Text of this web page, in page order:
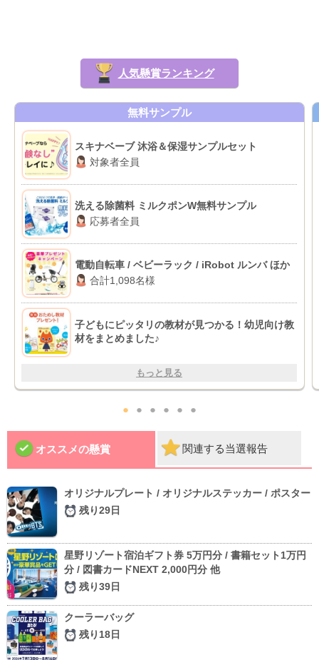
人気懸賞ランキング
無料サンプル
スキナベーブ 沐浴＆保湿サンプルセット
対象者全員
洗える除菌料 ミルクポンW無料サンプル
応募者全員
電動自転車 / ベビーラック / iRobot ルンバ ほか
合計1,098名様
子どもにピッタリの教材が見つかる！幼児向け教
材をまとめました♪
もっと見る
● ● ● ● ● ●
オススメの懸賞 関連する当選報告
オリジナルプレート / オリジナルステッカー / ポスター
残り29日
星野リゾート宿泊ギフト券 5万円分 / 書籍セット1万円
分 / 図書カードNEXT 2,000円分 他
残り39日
クーラーバッグ
残り18日